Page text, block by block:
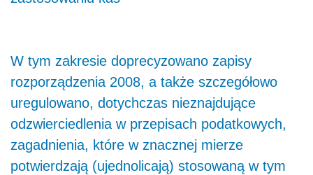
W tym zakresie doprecyzowano zapisy
rozporządzenia 2008, a także szczegółowo
uregulowano, dotychczas nieznajdujące
odzwierciedlenia w przepisach podatkowych,
zagadnienia, które w znacznej mierze
potwierdzają (ujednolicają) stosowaną w tym